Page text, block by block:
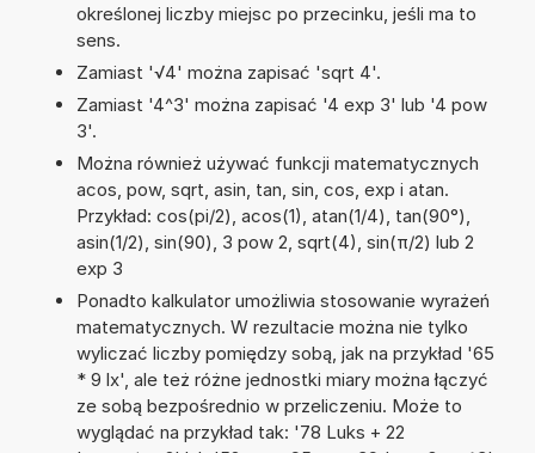
określonej liczby miejsc po przecinku, jeśli ma to
sens.
Zamiast '√4' można zapisać 'sqrt 4'.
Zamiast '4^3' można zapisać '4 exp 3' lub '4 pow
3'.
Można również używać funkcji matematycznych
acos, pow, sqrt, asin, tan, sin, cos, exp i atan.
Przykład: cos(pi/2), acos(1), atan(1/4), tan(90°),
asin(1/2), sin(90), 3 pow 2, sqrt(4), sin(π/2) lub 2
exp 3
Ponadto kalkulator umożliwia stosowanie wyrażeń
matematycznych. W rezultacie można nie tylko
wyliczać liczby pomiędzy sobą, jak na przykład '65
* 9 lx', ale też różne jednostki miary można łączyć
ze sobą bezpośrednio w przeliczeniu. Może to
wyglądać na przykład tak: '78 Luks + 22